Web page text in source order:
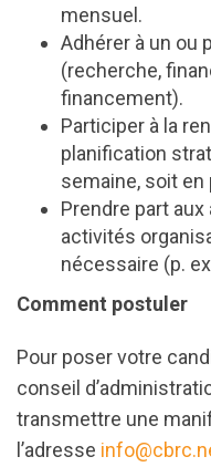
mensuel.
Adhérer à un ou
(recherche,
financement).
Participer à la
planification
semaine, soit en
Prendre part
activités
nécessaire (p.
Comment postuler
Pour poser votre
conseil
transmettre une
l’adresse